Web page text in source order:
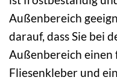
Außenbereich
darauf, dass Sie bei
Außenbereich einen
Fliesenkleber und